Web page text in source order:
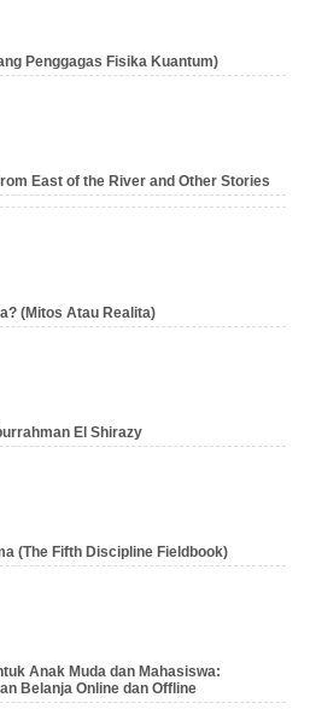
Penggagas Fisika Kuantum)
East of the River and Other Stories
(Mitos Atau Realita)
El Shirazy
(The Fifth Discipline Fieldbook)
Anak Muda dan Mahasiswa:
Belanja Online dan Offline